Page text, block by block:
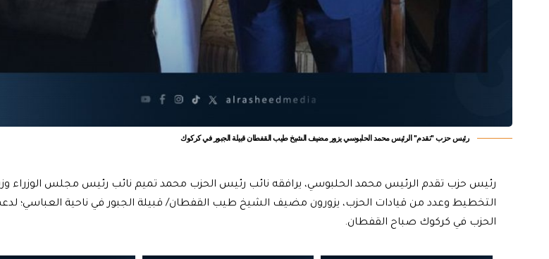
رئيس حزب "تقدم" الرئيس محمد الحلبوسي يزور مضيف الشيخ طيب القفطان قبيلة الجبور في كركوك
رئيس حزب تقدم الرئيس محمد الحلبوسي، يرافقه نائب رئيس الحزب محمد تميم نائب رئيس مجلس الوزراء
التخطيط وعدد من قيادات الحزب، يزورون مضيف الشيخ طيب القفطان/ قبيلة الجبور في ناحية العباسي؛
الحزب في كركوك صباح القفطان.